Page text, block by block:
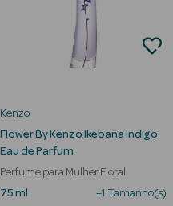
Kenzo
Flower By Kenzo Ikebana Indigo
Eau de Parfum
Perfume para Mulher Floral
75 ml
+1 Tamanho(s)